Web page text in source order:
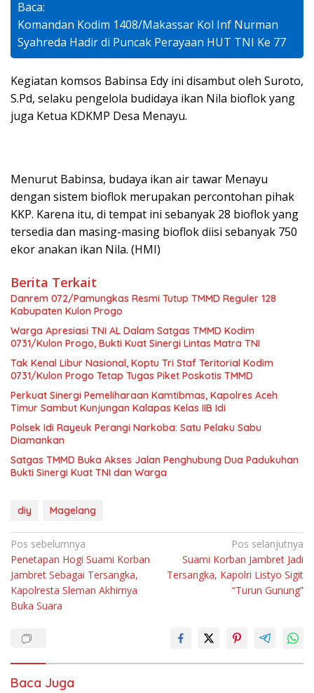
Baca:
Komandan Kodim 1408/Makassar Kol Inf Nurman
Syahreda Hadir di Puncak Perayaan HUT TNI Ke 77
Kegiatan komsos Babinsa Edy ini disambut oleh Suroto,
S.Pd, selaku pengelola budidaya ikan Nila bioflok yang
juga Ketua KDKMP Desa Menayu.
Menurut Babinsa, budaya ikan air tawar Menayu
dengan sistem bioflok merupakan percontohan pihak
KKP. Karena itu, di tempat ini sebanyak 28 bioflok yang
tersedia dan masing-masing bioflok diisi sebanyak 750
ekor anakan ikan Nila. (HMI)
Berita Terkait
Danrem 072/Pamungkas Resmi Tutup TMMD Reguler 128
Kabupaten Kulon Progo
Warga Apresiasi TNI AL Dalam Satgas TMMD Kodim
0731/Kulon Progo, Bukti Kuat Sinergi Lintas Matra TNI
Tak Kenal Libur Nasional, Koptu Tri Staf Teritorial Kodim
0731/Kulon Progo Tetap Tugas Piket Poskotis TMMD
Perkuat Sinergi Pemeliharaan Kamtibmas, Kapolres Aceh
Timur Sambut Kunjungan Kalapas Kelas IIB Idi
Polsek Idi Rayeuk Perangi Narkoba: Satu Pelaku Sabu
Diamankan
Satgas TMMD Buka Akses Jalan Penghubung Dua Padukuhan
Bukti Sinergi Kuat TNI dan Warga
diy Magelang
Navigasi
pos
Pos sebelumnya
Penetapan Hogi Suami Korban
Jambret Sebagai Tersangka,
Kapolresta Sleman Akhirnya
Buka Suara
Pos selanjutnya
Suami Korban Jambret Jadi
Tersangka, Kapolri Listyo Sigit
“Turun Gunung”
Baca Juga